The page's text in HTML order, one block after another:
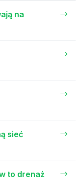
na
sieć
to drenaż